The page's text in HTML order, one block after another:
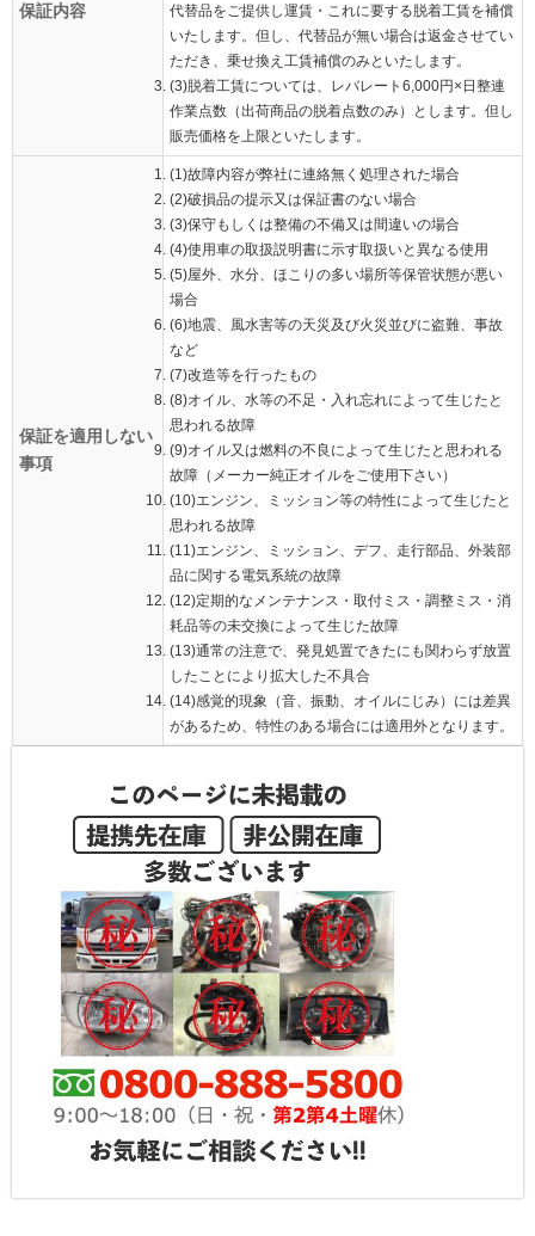
保証内容
代替品をご提供し運賃・これに要する脱着工賃を補償
いたします。但し、代替品が無い場合は返金させてい
ただき、乗せ換え工賃補償のみといたします。
(3)脱着工賃については、レバレート6,000円×日整連
作業点数（出荷商品の脱着点数のみ）とします。但し
販売価格を上限といたします。
保証を適用しない
事項
(1)故障内容が弊社に連絡無く処理された場合
(2)破損品の提示又は保証書のない場合
(3)保守もしくは整備の不備又は間違いの場合
(4)使用車の取扱説明書に示す取扱いと異なる使用
(5)屋外、水分、ほこりの多い場所等保管状態が悪い
場合
(6)地震、風水害等の天災及び火災並びに盗難、事故
など
(7)改造等を行ったもの
(8)オイル、水等の不足・入れ忘れによって生じたと
思われる故障
(9)オイル又は燃料の不良によって生じたと思われる
故障（メーカー純正オイルをご使用下さい）
(10)エンジン、ミッション等の特性によって生じたと
思われる故障
(11)エンジン、ミッション、デフ、走行部品、外装部
品に関する電気系統の故障
(12)定期的なメンテナンス・取付ミス・調整ミス・消
耗品等の未交換によって生じた故障
(13)通常の注意で、発見処置できたにも関わらず放置
したことにより拡大した不具合
(14)感覚的現象（音、振動、オイルにじみ）には差異
があるため、特性のある場合には適用外となります。